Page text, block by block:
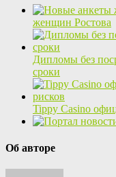
женщин Ростова
Дипломы без
сроки
Tippy Casino
Об авторе